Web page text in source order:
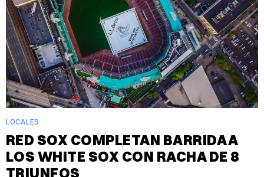
LOCALES
RED SOX COMPLETAN BARRIDA A
LOS WHITE SOX CON RACHA DE 8
TRIUNFOS